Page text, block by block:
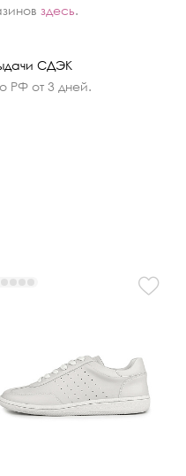
здесь.
СДЭК
РФ от 3 дней.